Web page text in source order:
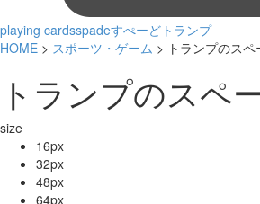
playing cardsspadeすぺーど トランプ
HOME > スポーツ・ゲーム > トランプのスペ
トランプのスペ
size
16px
32px
48px
64px